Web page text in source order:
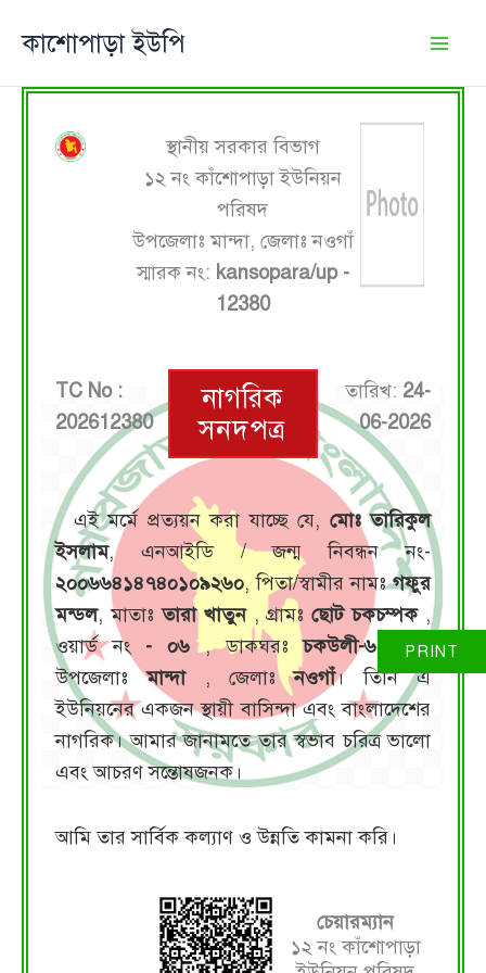
কাশোপাড়া ইউপি
স্থানীয় সরকার বিভাগ
১২ নং কাঁশোপাড়া ইউনিয়ন
পরিষদ
উপজেলাঃ মান্দা, জেলাঃ নওগাঁ
স্মারক নং: kansopara/up -
12380
TC No :
202612380
নাগরিক
সনদপত্র
তারিখ: 24-
06-2026
এই মর্মে প্রত্যয়ন করা যাচ্ছে যে, মোঃ তারিকুল
ইসলাম, এনআইডি / জন্ম নিবন্ধন নং-
২০০৬৬৪১৪৭৪০১০৯২৬০, পিতা/স্বামীর নামঃগফুর
মন্ডল, মাতাঃতারা খাতুন , গ্রামঃছোট চকচম্পক ,
ওয়ার্ড নং - ০৬, ডাকঘরঃচকউলী-৬৫১০,
উপজেলাঃমান্দা , জেলাঃনওগাঁ। তিনি এ
ইউনিয়নের একজন স্থায়ী বাসিন্দা এবং বাংলাদেশের
নাগরিক। আমার জানামতে তার স্বভাব চরিত্র ভালো
এবং আচরণ সন্তোষজনক।
আমি তার সার্বিক কল্যাণ ও উন্নতি কামনা করি।
চেয়ারম্যান
১২ নং কাঁশোপাড়া